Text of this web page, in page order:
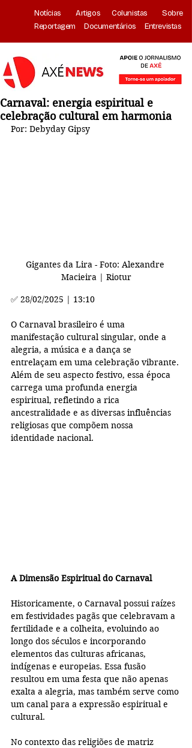
Notícias Artigos Colunistas
Sobre
Reportagem
Documentários Entrevistas
Carnaval: energia espiritual e
celebração cultural em harmonia
Por: Debyday Gipsy
Gigantes da Lira - Foto: Alexandre
Macieira | Riotur
✅ 28/02/2025 | 13:10
O Carnaval brasileiro é uma
manifestação cultural singular, onde a
alegria, a música e a dança se
entrelaçam em uma celebração vibrante.
Além de seu aspecto festivo, essa época
carrega uma profunda energia
espiritual, refletindo a rica
ancestralidade e as diversas influências
religiosas que compõem nossa
identidade nacional.
A Dimensão Espiritual do Carnaval
Historicamente, o Carnaval possui raízes
em festividades pagãs que celebravam a
fertilidade e a colheita, evoluindo ao
longo dos séculos e incorporando
elementos das culturas africanas,
indígenas e europeias. Essa fusão
resultou em uma festa que não apenas
exalta a alegria, mas também serve como
um canal para a expressão espiritual e
cultural.
No contexto das religiões de matriz